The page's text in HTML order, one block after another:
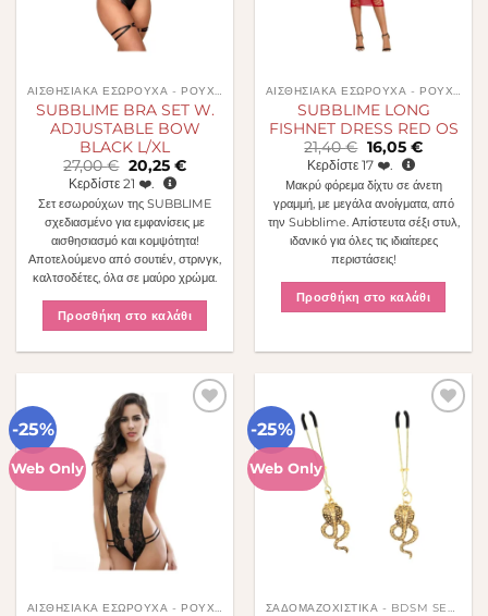
ΑΙΣΘΗΣΙΑΚΆ ΕΣΏΡΟΥΧΑ - ΡΟΎΧΑ
SUBBLIME BRA SET W.
ADJUSTABLE BOW
BLACK L/XL
27,00€ Original
price
was:
27,00 €.
20,25 €Η
είναι:
20,25 €.
Κερδίστε 21 ❤️.
Σετ εσωρούχων της SUBBLIME
σχεδιασμένο για εμφανίσεις με
αισθησιασμό και κομψότητα!
Αποτελούμενο από σουτιέν, στρινγκ,
καλτσοδέτες, όλα σε μαύρο χρώμα.
Προσθήκη στο καλάθι
ΑΙΣΘΗΣΙΑΚΆ ΕΣΏΡΟΥΧΑ - ΡΟΎΧΑ
SUBBLIME LONG
FISHNET DRESS RED OS
21,40€ Original
price
was:
21,40 €.
16,05 €Η
είναι:
16,05 €.
Κερδίστε 17❤️.
Μακρύ φόρεμα δίχτυ σε άνετη
γραμμή, με μεγάλα ανοίγματα, από
την Subblime. Απίστευτα σέξι στυλ,
ιδανικό για όλες τις ιδιαίτερες
περιστάσεις!
Προσθήκη στο καλάθι
-25%
Web Only
επιθυμιών
ΑΙΣΘΗΣΙΑΚΆ ΕΣΏΡΟΥΧΑ - ΡΟΎΧΑ
-25%
Web Only
Πρόσθήκη
στην λίστα
επιθυμιών
ΣΑΔΟΜΑΖΟΧΙΣΤΙΚΆ - BDSM SEX TOYS